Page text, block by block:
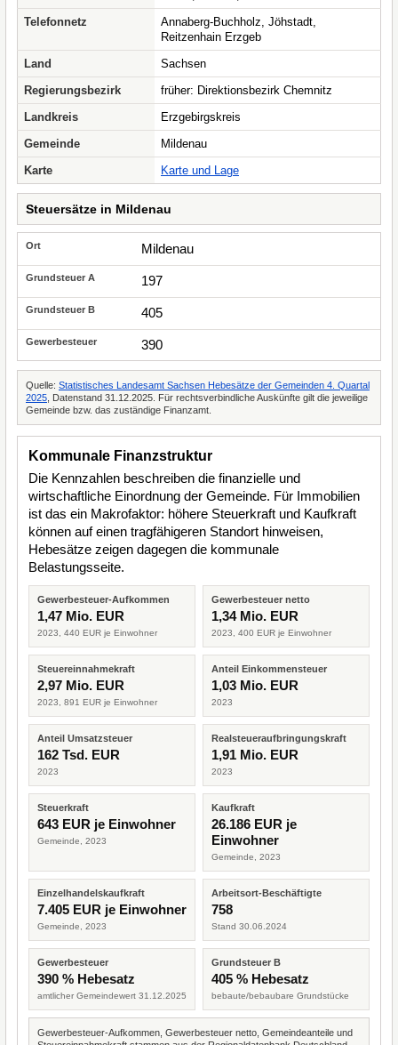
Telefonnetz
Annaberg-Buchholz, Jöhstadt,
Reitzenhain Erzgeb
Land
Sachsen
Regierungsbezirk
früher: Direktionsbezirk Chemnitz
Landkreis
Erzgebirgskreis
Gemeinde
Mildenau
Karte
Karte und Lage
Steuersätze in Mildenau
Mildenau
197
405
390
Quelle: Statistisches Landesamt Sachsen Hebesätze der Gemeinden 4. Quartal
2025 , Datenstand 31.12.2025. Für rechtsverbindliche Auskünfte gilt die jeweilige
Gemeinde bzw. das zuständige Finanzamt.
Kommunale Finanzstruktur
Die Kennzahlen beschreiben die finanzielle und
wirtschaftliche Einordnung der Gemeinde. Für Immobilien
ist das ein Makrofaktor: höhere Steuerkraft und Kaufkraft
können auf einen tragfähigeren Standort hinweisen,
Hebesätze zeigen dagegen die kommunale
Belastungsseite.
Gewerbesteuer-Aufkommen
1,47 Mio. EUR
2023, 440 EUR je Einwohner
Gewerbesteuer netto
1,34 Mio. EUR
2023, 400 EUR je Einwohner
Steuereinnahmekraft
2,97 Mio. EUR
2023, 891 EUR je Einwohner
Anteil Einkommensteuer
1,03 Mio. EUR
2023
Anteil Umsatzsteuer
162 Tsd. EUR
2023
Realsteueraufbringungskraft
1,91 Mio. EUR
2023
Steuerkraft
643 EUR je Einwohner
Gemeinde, 2023
Kaufkraft
26.186 EUR je
Einwohner
Gemeinde, 2023
Einzelhandelskaufkraft
7.405 EUR je Einwohner
Gemeinde, 2023
Arbeitsort-Beschäftigte
758
Stand 30.06.2024
Gewerbesteuer
390 % Hebesatz
amtlicher Gemeindewert 31.12.2025
Grundsteuer B
405 % Hebesatz
bebaute/bebaubare Grundstücke
Gewerbesteuer-Aufkommen, Gewerbesteuer netto, Gemeindeanteile und